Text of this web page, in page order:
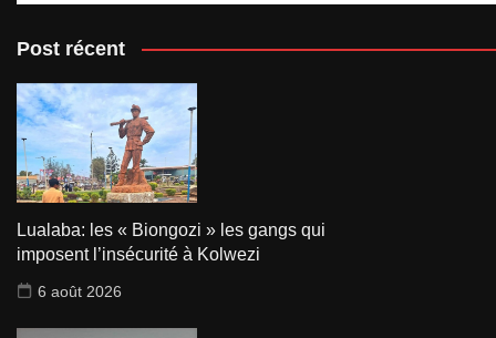
Post récent
Lualaba: les « Biongozi » les gangs qui
imposent l’insécurité à Kolwezi
6 août 2026